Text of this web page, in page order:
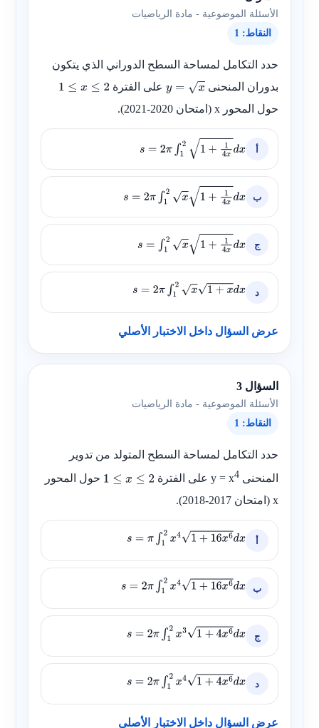
الأسئلة الموضوعية - مادة الرياضيات
النقاط: 1
حدد التكامل لمساحة السطح الدوراني الذي يتكون
بدوران المنحنى
y =x على الفترة 1 ≤x ≤2
حول المحور x(امتحان 2020-2021).
أ s =2 π∫121+ 14xd x
ب s =2 π∫12x1 +1 4xdx
ج s =∫1 2x +14xd x
د s =2 π∫1 2x1 +x dx
عرض السؤال داخل الاختبار الأصلي
السؤال 3
الأسئلة الموضوعية - مادة الرياضيات
النقاط: 1
حدد التكامل لمساحة السطح المتولد من تدوير
المنحنى y = x4 على الفترة 1 ≤x ≤2
حول المحور
x(امتحان 2017-2018).
s =π ∫12x4 1+16x6 dx
ب s =2π∫12x4 1+ 16x6 dx
ج s =2π∫12x3 1+4x6d x
د s =2π∫12x4 1+ 4x6d x
عرض السؤال داخل الاختبار الأصلي